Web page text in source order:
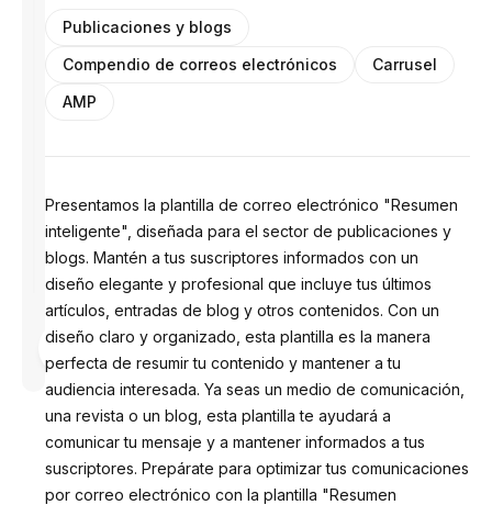
Diseñado
por
Anastasiia
Publicaciones y blogs
Compendio de correos electrónicos
Carrusel
AMP
Presentamos la plantilla de correo electrónico "Resumen
inteligente", diseñada para el sector de publicaciones y
blogs. Mantén a tus suscriptores informados con un
diseño elegante y profesional que incluye tus últimos
artículos, entradas de blog y otros contenidos. Con un
diseño claro y organizado, esta plantilla es la manera
perfecta de resumir tu contenido y mantener a tu
audiencia interesada. Ya seas un medio de comunicación,
una revista o un blog, esta plantilla te ayudará a
comunicar tu mensaje y a mantener informados a tus
suscriptores. Prepárate para optimizar tus comunicaciones
por correo electrónico con la plantilla "Resumen